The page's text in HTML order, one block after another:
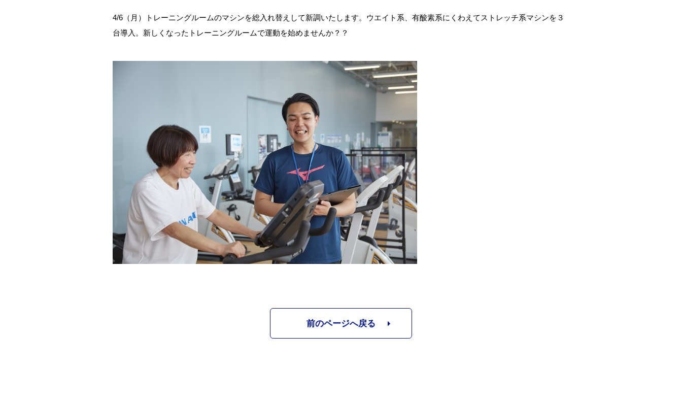
4/6（月）トレーニングルームのマシンを総入れ替えして新調いたします。ウエイト系、有酸素系にくわえてストレッチ系マシンを３
台導入。新しくなったトレーニングルームで運動を始めませんか？？
前のページへ戻る